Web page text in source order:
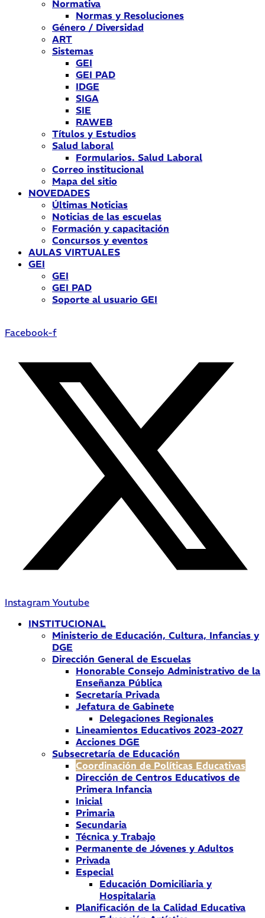
Normativa
Normas y Resoluciones
Género / Diversidad
ART
Sistemas
GEI
GEI PAD
IDGE
SIGA
SIE
RAWEB
Títulos y Estudios
Salud laboral
Formularios. Salud Laboral
Correo institucional
Mapa del sitio
NOVEDADES
Últimas Noticias
Noticias de las escuelas
Formación y capacitación
Concursos y eventos
AULAS VIRTUALES
GEI
GEI
GEI PAD
Soporte al usuario GEI
Facebook-f
Instagram Youtube
INSTITUCIONAL
Ministerio de Educación, Cultura, Infancias y
DGE
Dirección General de Escuelas
Honorable Consejo Administrativo de la
Enseñanza Pública
Secretaría Privada
Jefatura de Gabinete
Delegaciones Regionales
Lineamientos Educativos 2023-2027
Acciones DGE
Subsecretaría de Educación
Coordinación de Políticas Educativas
Dirección de Centros Educativos de
Primera Infancia
Inicial
Primaria
Secundaria
Técnica y Trabajo
Permanente de Jóvenes y Adultos
Privada
Especial
Educación Domiciliaria y
Hospitalaria
Planificación de la Calidad Educativa